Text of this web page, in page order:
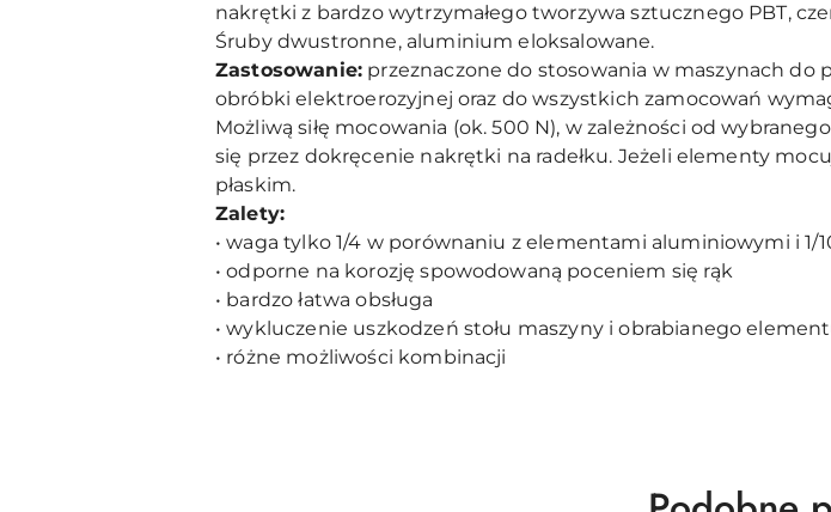
nakrętki z bardzo wytrzymałego tworzywa sztucznego PBT,
Śruby dwustronne, aluminium eloksalowane.
Zastosowanie: przeznaczone do stosowania w maszynach do
obróbki elektroerozyjnej oraz do wszystkich zamocowań
Możliwą siłę mocowania (ok. 500 N), w zależności od
się przez dokręcenie nakrętki na radełku. Jeżeli elementy
płaskim.
Zalety:
• waga tylko 1/4 w porównaniu z elementami aluminiowymi i
• odporne na korozję spowodowaną poceniem się rąk
• bardzo łatwa obsługa
• wykluczenie uszkodzeń stołu maszyny i obrabianego
• różne możliwości kombinacji